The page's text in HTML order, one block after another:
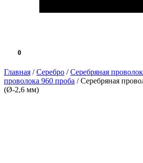
0
0.0 ₽
Главная /Серебро /Серебряная
проволока 960 проба / Серебряная
(Ø-2,6 мм)